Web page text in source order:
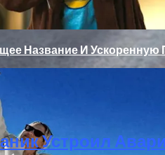
Название И Ускоренную
Устроил